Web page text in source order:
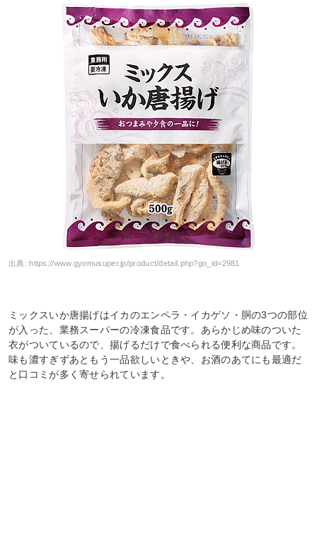
出典:https://www.gyomusuper.jp/product/detail.php?go_id=2981
ミックスいか唐揚げはイカのエンペラ・イカゲソ・胴の3つの部位
が入った、業務スーパーの冷凍食品です。あらかじめ味のついた
衣がついているので、揚げるだけで食べられる便利な商品です。
味も濃すぎずあともう一品欲しいときや、お酒のあてにも最適だ
と口コミが多く寄せられています。